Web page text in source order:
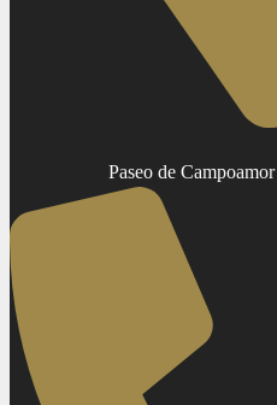
Paseo de